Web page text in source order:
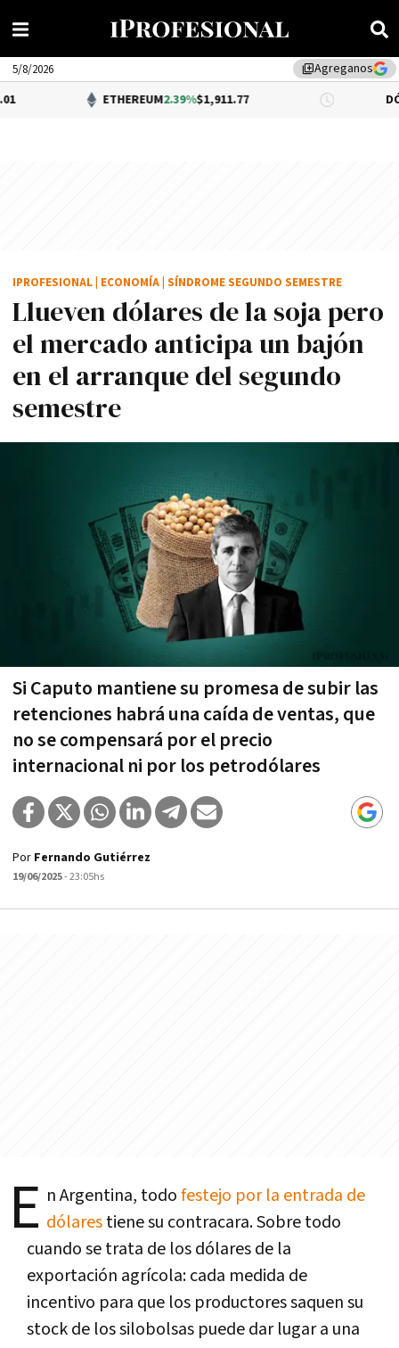
library_addAgreganos
5/8/2026
ETHEREUM2.39%$1,911.77 DÓLAR BNA
Llueven dólares de la soja pero
el mercado anticipa un bajón
en el arranque del segundo
semestre
Si Caputo mantiene su promesa de subir las
retenciones habrá una caída de ventas, que
no se compensará por el precio
internacional ni por los petrodólares
IPROFESIONAL ECONOMÍA SÍNDROME SEGUNDO SEMESTRE
Por Fernando Gutiérrez
19/06/2025- 23:05hs
E n Argentina, todofestejo por la entrada de
dólarestiene su contracara. Sobre todo
cuando se trata de los dólares de la
exportación agrícola: cada medida de
incentivo para que los productores saquen su
stock de los silobolsas puede dar lugar a una